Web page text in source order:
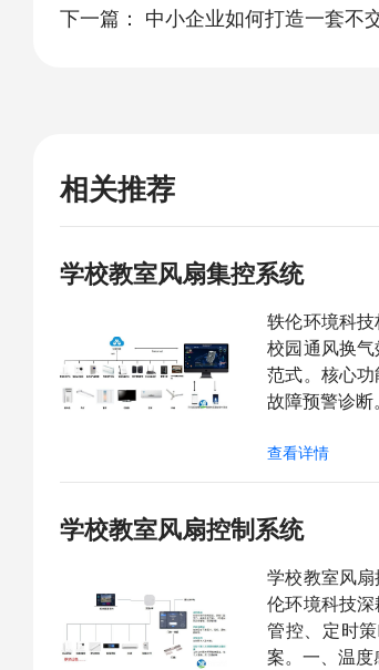
下一篇： 中小企业如何打造一套不
相关推荐
学校教室风扇集控系统
轶伦环境科
校园通风换
范式。核心
故障预警诊
查看详情
学校教室风扇控制系统
学校教室风
伦环境科技
管控、定时
案。一、温